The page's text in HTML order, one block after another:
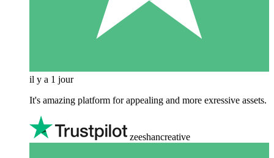
il y a 1 jour
It's amazing platform for appealing and more exressive assets.
zeeshancreative